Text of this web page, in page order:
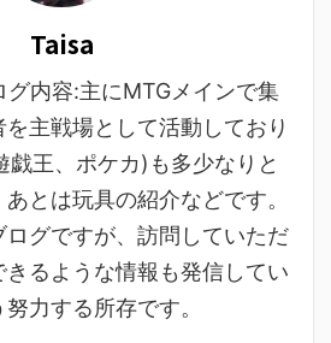
Taisa
グ内容:主にMTGメインで集
主戦場として活動しており
戯王、ポケカ)も多少なりと
とは玩具の紹介などです。
グですが、訪問していただ
るような情報も発信してい
力する所存です。